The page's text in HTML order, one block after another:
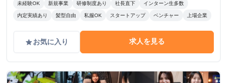
未経験OK 新規事業 研修制度あり 社長直下 インターン生多数
内定実績あり 髪型自由 私服OK スタートアップ ベンチャー 上場企業
gradeお気に入り 求人を見る